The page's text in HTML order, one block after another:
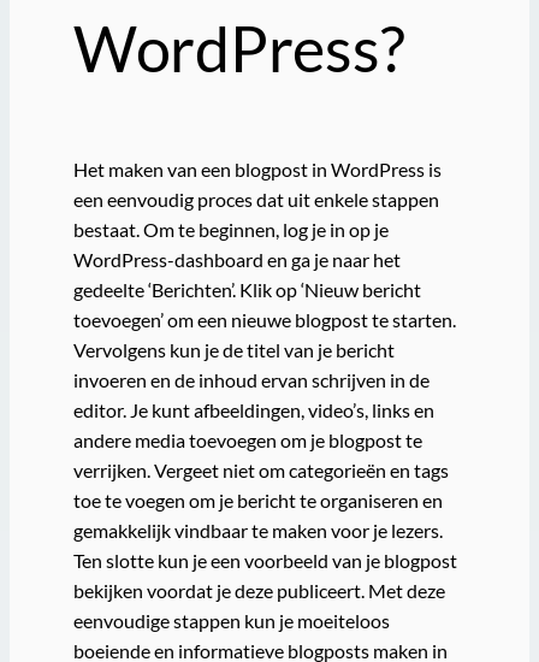
WordPress?
Het maken van een blogpost in WordPress is
een eenvoudig proces dat uit enkele stappen
bestaat. Om te beginnen, log je in op je
WordPress-dashboard en ga je naar het
gedeelte ‘Berichten’. Klik op ‘Nieuw bericht
toevoegen’ om een nieuwe blogpost te starten.
Vervolgens kun je de titel van je bericht
invoeren en de inhoud ervan schrijven in de
editor. Je kunt afbeeldingen, video’s, links en
andere media toevoegen om je blogpost te
verrijken. Vergeet niet om categorieën en tags
toe te voegen om je bericht te organiseren en
gemakkelijk vindbaar te maken voor je lezers.
Ten slotte kun je een voorbeeld van je blogpost
bekijken voordat je deze publiceert. Met deze
eenvoudige stappen kun je moeiteloos
boeiende en informatieve blogposts maken in